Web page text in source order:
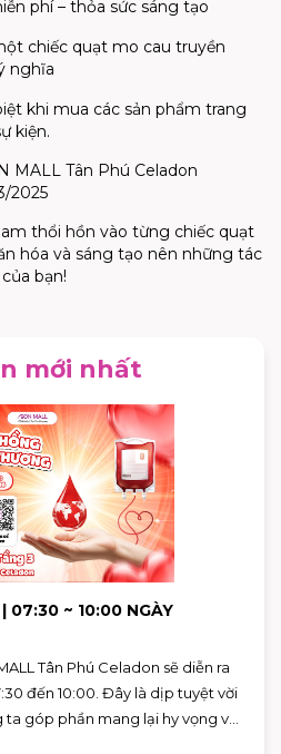
phí – thỏa sức sáng tạo
chiếc quạt mo cau truyền
nghĩa
khi mua các sản phẩm trang
kiện.
MALL Tân Phú Celadon
2025
thổi hồn vào từng chiếc quạt
hóa và sáng tạo nên những tác
bạn!
mới nhất
07:30 ~ 10:00 NGÀY
Tân Phú Celadon sẽ diễn ra
đến 10:00. Đây là dịp tuyệt vời
góp phần mang lại hy vọng và
đang cần máu trong cuộc